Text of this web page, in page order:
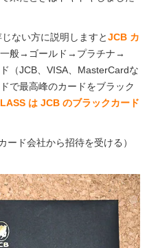
ない方に説明しますとJCB カ
一般→ゴールド→プラチナ→
（JCB、VISA、MasterCardな
で最高峰のカードをブラック
は JCB のブラックカード
ード会社から招待を受ける）